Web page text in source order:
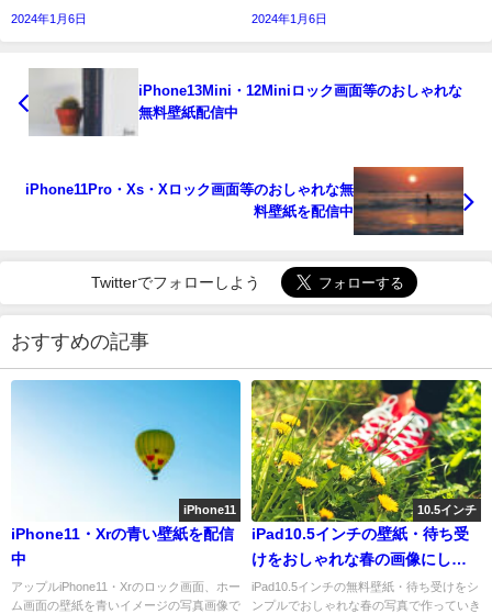
2024年1月6日 2024年1月6日
iPhone13Mini・12Miniロック画面等のおしゃれな
無料壁紙配信中
iPhone11Pro・Xs・Xロック画面等のおしゃれな無
料壁紙を配信中
Twitterでフォローしよう
おすすめの記事
iPhone11
iPhone11・Xrの青い壁紙を配信
中
アップルiPhone11・Xrのロック画面、ホー
ム画面の壁紙を青いイメージの写真画像で
10.5インチ
iPad10.5インチの壁紙・待ち受
けをおしゃれな春の画像にしよ
う
iPad10.5インチの無料壁紙・待ち受けをシ
ンプルでおしゃれな春の写真で作っていき